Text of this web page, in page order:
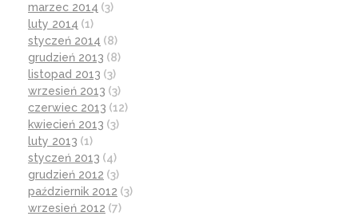
marzec 2014 (3)
luty 2014 (1)
styczeń 2014 (8)
grudzień 2013 (8)
listopad 2013 (3)
wrzesień 2013 (3)
czerwiec 2013 (12)
kwiecień 2013 (3)
luty 2013 (1)
styczeń 2013 (4)
grudzień 2012 (3)
październik 2012 (3)
wrzesień 2012 (7)